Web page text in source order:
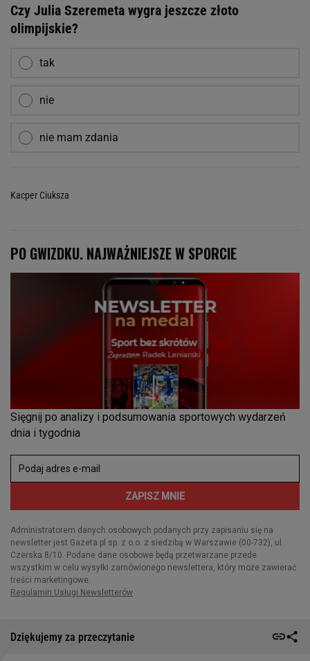
Czy Julia Szeremeta wygra jeszcze złoto
olimpijskie?
tak
nie
nie mam zdania
Kacper Ciuksza
Dziękujemy za przeczytanie